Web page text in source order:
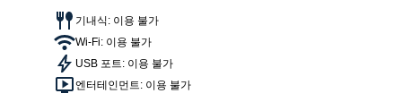
기내식: 이용 불가
Wi-Fi: 이용 불가
USB 포트: 이용 불가
엔터테인먼트: 이용 불가